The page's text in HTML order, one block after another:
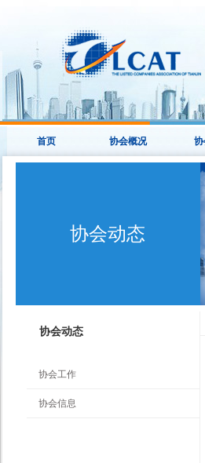
首页 协会概况
协会动态
协会动态
协会工作
协会信息